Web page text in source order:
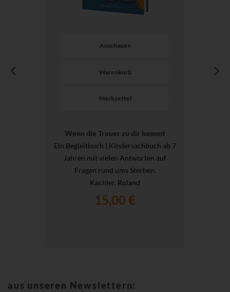
Anschauen
Warenkorb
Merkzettel
Wenn die Trauer zu dir kommt
Ein Begleitbuch | Kindersachbuch ab 7
Jahren mit vielen Antworten auf
Fragen rund ums Sterben.
Kachler, Roland
15,00 €
aus unseren Newslettern: